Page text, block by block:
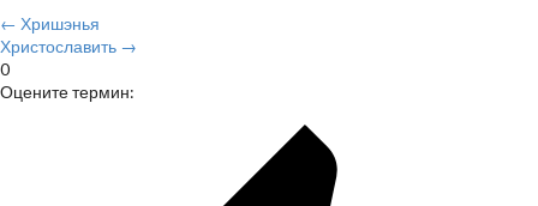
← Хришэнья
Христославить →
0
Оцените термин: